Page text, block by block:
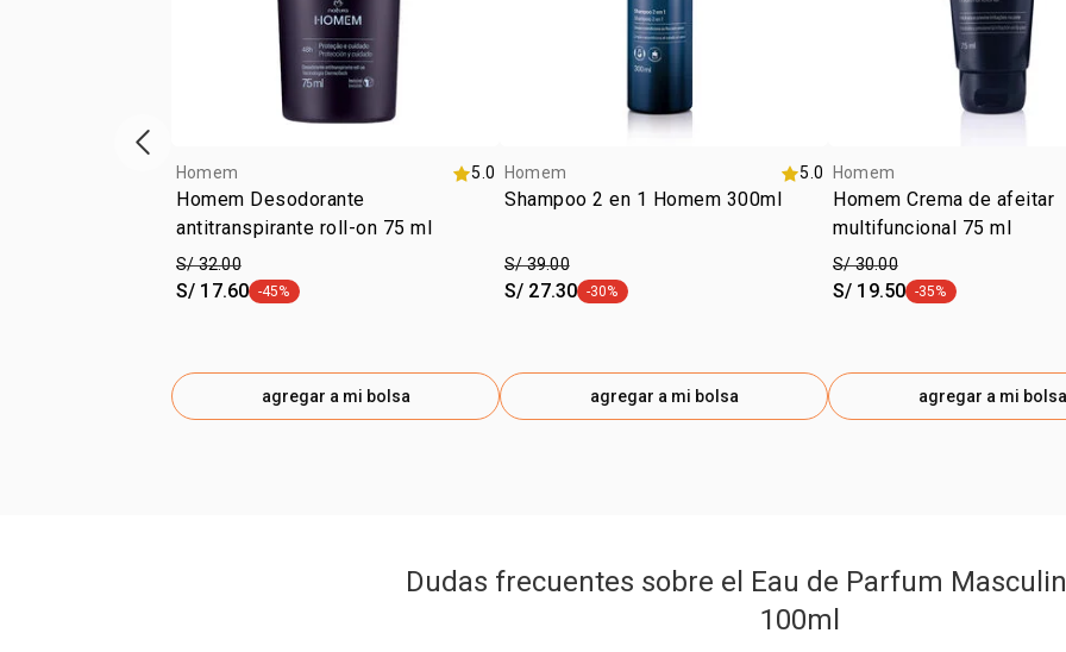
Homem 5.0
Homem Desodorante
antitranspirante roll-on 75 ml
S/ 32.00
S/ 17.60 etiqueta -45%
-45%
agregar a mi bolsa
Homem 5.0
Shampoo 2 en 1 Homem 300ml
S/ 39.00
S/ 27.30 etiqueta -30%
-30%
agregar a mi bolsa
Homem
Homem Crema de afeitar
multifuncional 75 ml
S/ 30.00
S/ 19.50 etiqueta -35%
-35%
agregar a mi bolsa
vitrina de productos anterior
Dudas frecuentes sobre el Eau de Parfum
100ml